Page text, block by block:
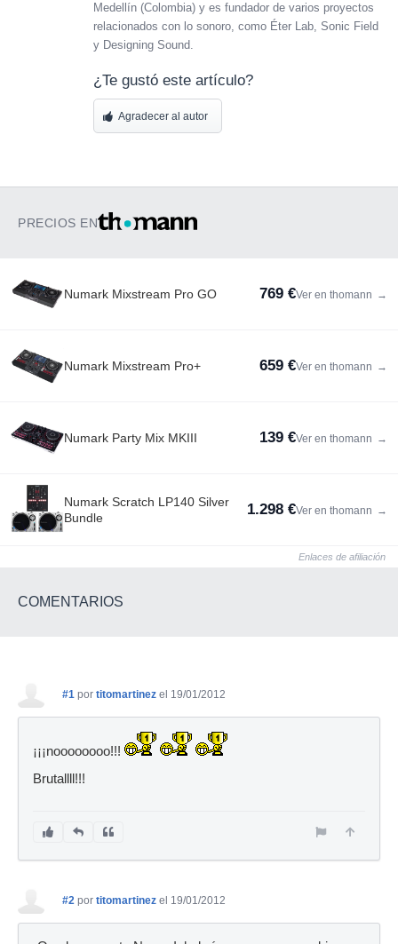
Medellín (Colombia) y es fundador de varios proyectos
relacionados con lo sonoro, como Éter Lab, Sonic Field
y Designing Sound.
¿Te gustó este artículo?
Agradecer al autor
PRECIOS EN
Numark Mixstream Pro GO 769 €Ver en thomann →
Numark Mixstream Pro+ 659 €Ver en thomann →
Numark Party Mix MKIII 139 €Ver en thomann →
Numark Scratch LP140 Silver
Bundle
1.298 €Ver en thomann →
Enlaces de afiliación
COMENTARIOS
#1 por titomartinez el 19/01/2012
¡¡¡noooooooo!!!
Brutallll!!!
#2 por titomartinez el 19/01/2012